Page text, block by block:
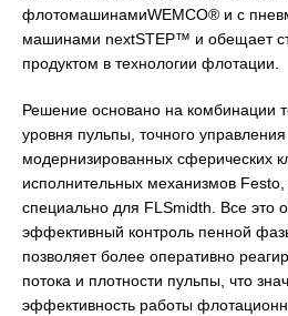
флотомашинамиWEMCO® и с
машинами nextSTEP™ и обещает
продуктом в технологии флотации.
Решение основано на комбинации
уровня пульпы, точного
модернизированных сферических
исполнительных механизмов
специально для FLSmidth. Все это
эффективный контроль пенной
позволяет более оперативно
потока и плотности пульпы, что
эффективность работы